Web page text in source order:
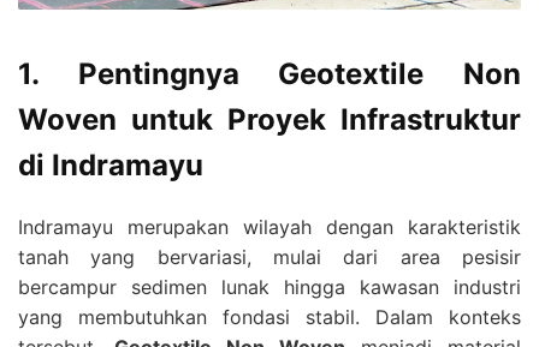
1. Pentingnya Geotextile Non
Woven untuk Proyek Infrastruktur
di Indramayu
Indramayu merupakan wilayah dengan karakteristik
tanah yang bervariasi, mulai dari area pesisir
bercampur sedimen lunak hingga kawasan industri
yang membutuhkan fondasi stabil. Dalam konteks